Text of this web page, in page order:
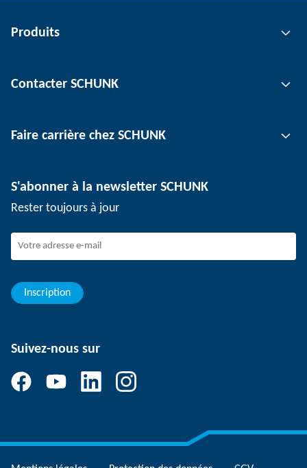
Produits
Technologie d'automatisation
Technologie de serrage de pièce
Contacter SCHUNK
Sites
Événements
Faire carrière chez SCHUNK
SCHUNK en tant qu'employeur
Rejoindre SCHUNK
Vos avantages
S'abonner à la newsletter SCHUNK
Rester toujours à jour
Inscription
Suivez-nous sur